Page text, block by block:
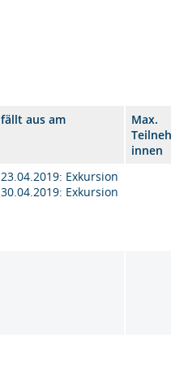
fällt aus am
Max.
innen
23.04.2019: Exkursion
30.04.2019: Exkursion